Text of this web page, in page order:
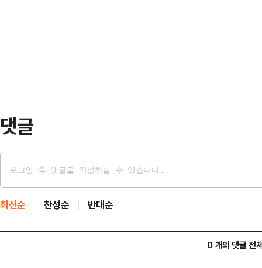
댓글
최신순 찬성순 반대순
0 개의 댓글 전